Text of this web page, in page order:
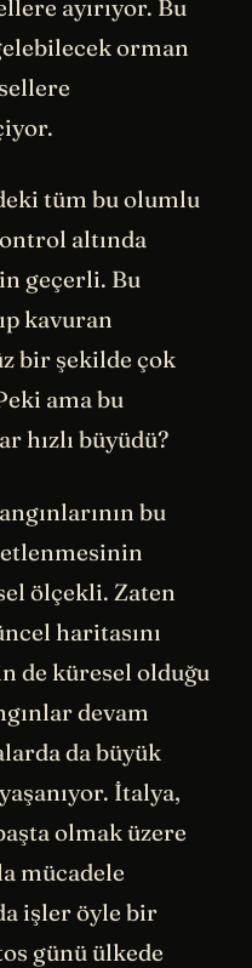
ayırıyor. Bu
orman
tüm bu olumlu
altında
geçerli. Bu
kavuran
bir şekilde çok
ama bu
hızlı büyüdü?
bu
ölçekli. Zaten
haritasını
de küresel olduğu
devam
da büyük
İtalya,
olmak üzere
mücadele
işler öyle bir
günü ülkede